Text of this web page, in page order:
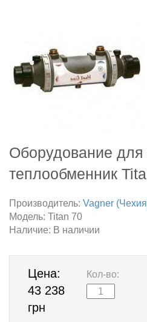
Оборудование для
теплообменник
Производитель: Vagner
Модель: Titan 70
Наличие: В наличии
Цена:
43 238
грн
Кол-во: